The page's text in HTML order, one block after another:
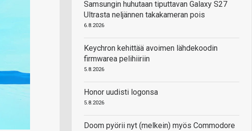
Samsungin huhutaan tiputtavan Galaxy S27
Ultrasta neljännen takakameran pois
6.8.2026
Keychron kehittää avoimen lähdekoodin
firmwarea pelihiiriin
5.8.2026
Honor uudisti logonsa
5.8.2026
Doom pyörii nyt (melkein) myös Commodore